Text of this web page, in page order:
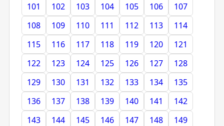
101
102 103 104 105 106
107
108
109 110 111 112 113
114
115
116 117 118 119 120
121
122
123 124 125 126 127
128
129
130 131 132 133 134
135
136
137 138 139 140 141
142
143
144 145 146 147 148
149